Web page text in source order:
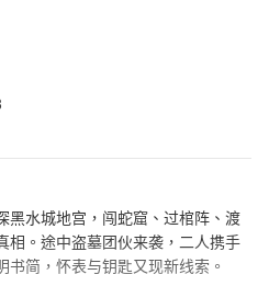
黑水城地宫，闯蛇窟、过棺阵、渡
相。途中盗墓团伙来袭，二人携手
简，怀表与钥匙又现新线索。